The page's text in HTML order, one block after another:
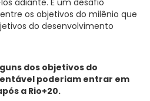
os objetivos do milênio que
do desenvolvimento
dos objetivos do
poderiam entrar em
a Rio+20.